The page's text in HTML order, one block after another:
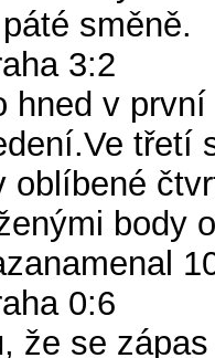
směně.
3:2
hned v
třetí
oblíbené
body
0:6
že se